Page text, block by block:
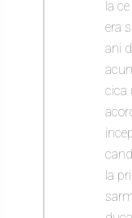
la
era
ani
cica
la